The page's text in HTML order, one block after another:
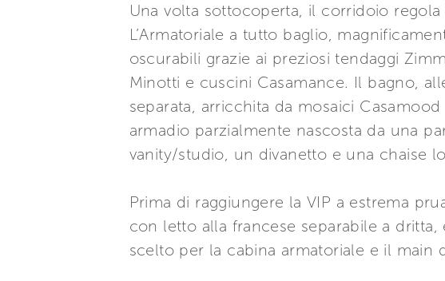
Una volta sottocoperta, il corridoio
L’Armatoriale a tutto baglio,
oscurabili grazie ai preziosi tendaggi
Minotti e cuscini Casamance. Il bagno,
separata, arricchita da mosaici
armadio parzialmente nascosta da una
vanity/studio, un divanetto e una chaise
Prima di raggiungere la VIP a estrema
con letto alla francese separabile a
scelto per la cabina armatoriale e il main